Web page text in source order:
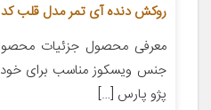
روکش دنده آی تمر مدل قلب کد 420
پژو پارس […]